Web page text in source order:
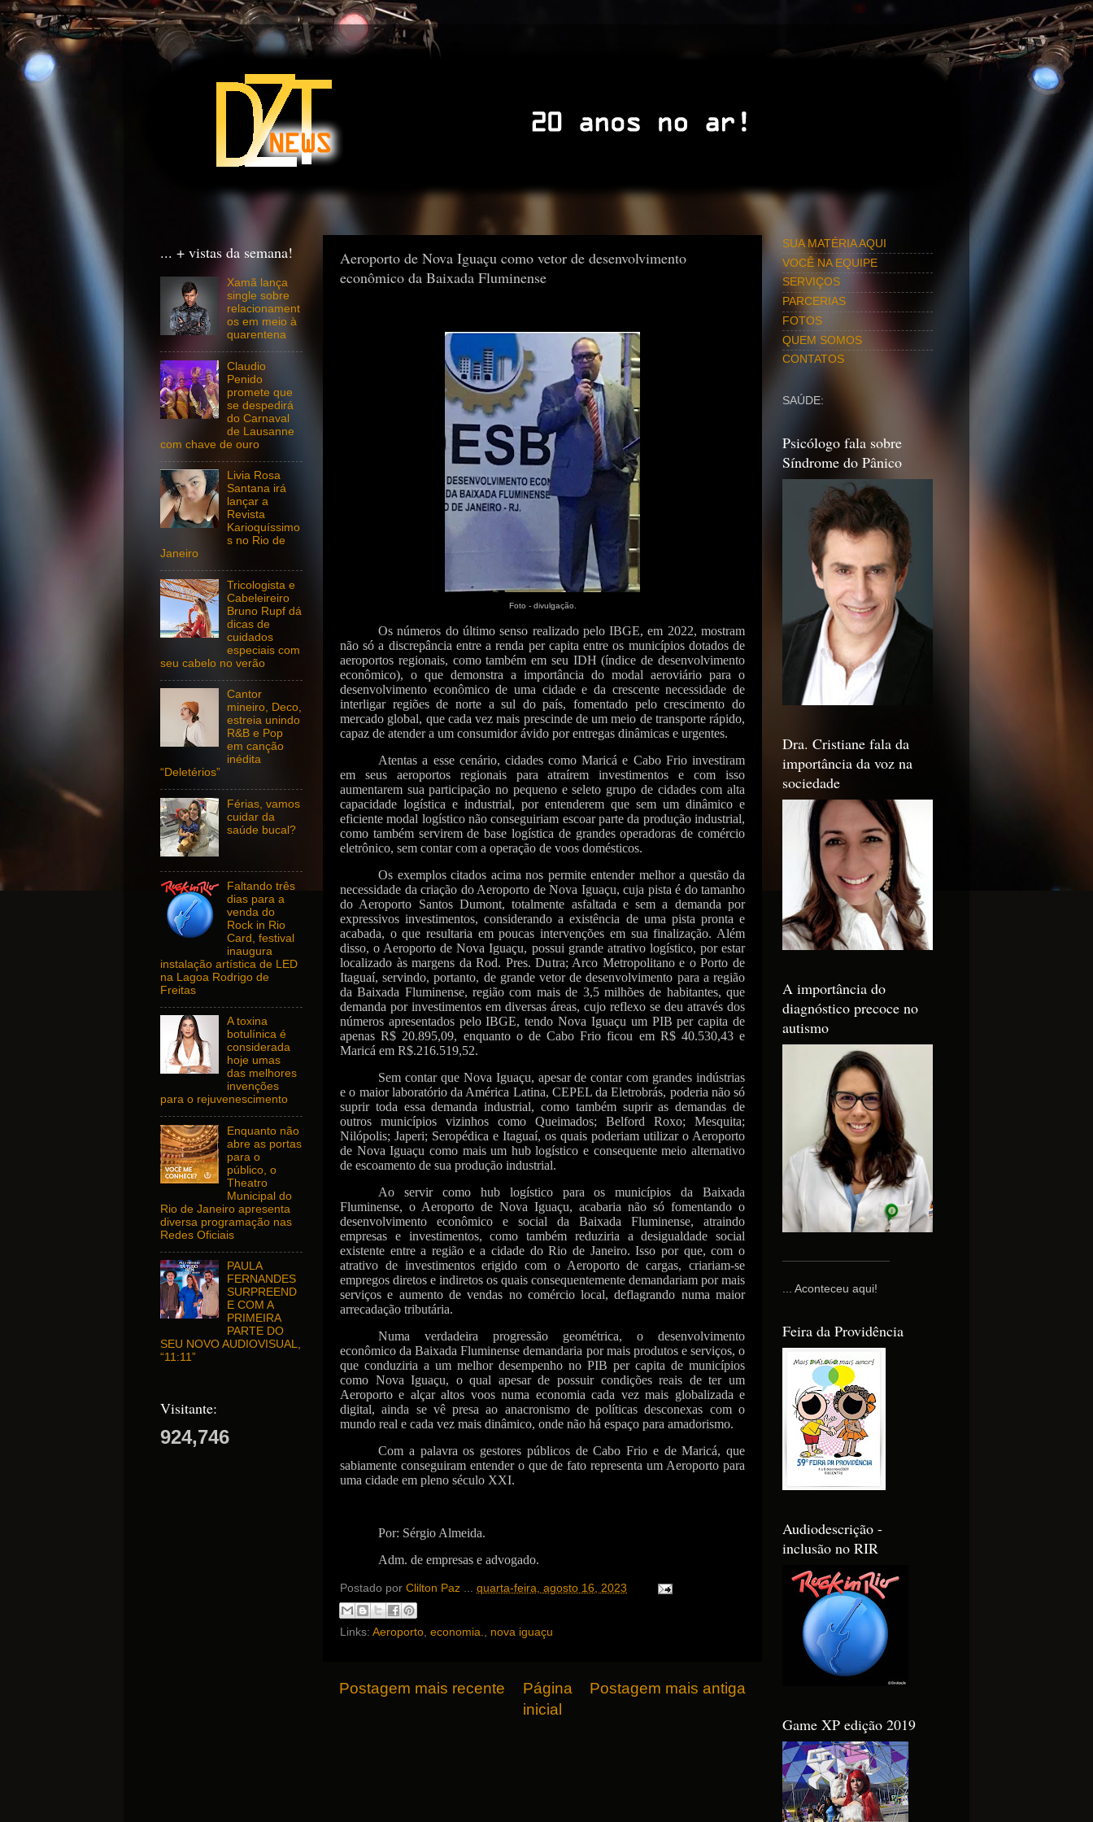
Aeroporto de Nova Iguaçu como vetor de desenvolvimento
econômico da Baixada Fluminense
Foto - divulgação.
Os números do último senso realizado pelo IBGE, em 2022, mostram
não só a discrepância entre a renda per capita entre os municípios dotados de
aeroportos regionais, como também em seu IDH (índice de desenvolvimento
econômico), o que demonstra a importância do modal aeroviário para o
desenvolvimento econômico de uma cidade e da crescente necessidade de
interligar regiões de norte a sul do país, fomentado pelo crescimento do
mercado global, que cada vez mais prescinde de um meio de transporte rápido,
capaz de atender a um consumidor ávido por entregas dinâmicas e urgentes.
Atentas a esse cenário, cidades como Maricá e Cabo Frio investiram
em seus aeroportos regionais para atraírem investimentos e com isso
aumentarem sua participação no pequeno e seleto grupo de cidades com alta
capacidade logística e industrial, por entenderem que sem um dinâmico e
eficiente modal logístico não conseguiriam escoar parte da produção industrial,
como também servirem de base logística de grandes operadoras de comércio
eletrônico, sem contar com a operação de voos domésticos.
Os exemplos citados acima nos permite entender melhor a questão da
necessidade da criação do Aeroporto de Nova Iguaçu, cuja pista é do tamanho
do Aeroporto Santos Dumont, totalmente asfaltada e sem a demanda por
expressivos investimentos, considerando a existência de uma pista pronta e
acabada, o que resultaria em poucas intervenções em sua finalização. Além
disso, o Aeroporto de Nova Iguaçu, possui grande atrativo logístico, por estar
localizado às margens da Rod. Pres. Dutra; Arco Metropolitano e o Porto de
Itaguaí, servindo, portanto, de grande vetor de desenvolvimento para a região
da Baixada Fluminense, região com mais de 3,5 milhões de habitantes, que
demanda por investimentos em diversas áreas, cujo reflexo se deu através dos
números apresentados pelo IBGE, tendo Nova Iguaçu um PIB per capita de
apenas R$ 20.895,09, enquanto o de Cabo Frio ficou em R$ 40.530,43 e
Maricá em R$.216.519,52.
Sem contar que Nova Iguaçu, apesar de contar com grandes indústrias
e o maior laboratório da América Latina, CEPEL da Eletrobrás, poderia não só
suprir toda essa demanda industrial, como também suprir as demandas de
outros municípios vizinhos como Queimados; Belford Roxo; Mesquita;
Nilópolis; Japeri; Seropédica e Itaguaí, os quais poderiam utilizar o Aeroporto
de Nova Iguaçu como mais um hub logístico e consequente meio alternativo
de escoamento de sua produção industrial.
Ao servir como hub logístico para os municípios da Baixada
Fluminense, o Aeroporto de Nova Iguaçu, acabaria não só fomentando o
desenvolvimento econômico e social da Baixada Fluminense, atraindo
empresas e investimentos, como também reduziria a desigualdade social
existente entre a região e a cidade do Rio de Janeiro. Isso por que, com o
atrativo de investimentos erigido com o Aeroporto de cargas, criariam-se
empregos diretos e indiretos os quais consequentemente demandariam por mais
serviços e aumento de vendas no comércio local, deflagrando numa maior
arrecadação tributária.
Numa verdadeira progressão geométrica, o desenvolvimento
econômico da Baixada Fluminense demandaria por mais produtos e serviços, o
que conduziria a um melhor desempenho no PIB per capita de municípios
como Nova Iguaçu, o qual apesar de possuir condições reais de ter um
Aeroporto e alçar altos voos numa economia cada vez mais globalizada e
digital, ainda se vê presa ao anacronismo de políticas desconexas com o
mundo real e cada vez mais dinâmico, onde não há espaço para amadorismo.
Com a palavra os gestores públicos de Cabo Frio e de Maricá, que
sabiamente conseguiram entender o que de fato representa um Aeroporto para
uma cidade em pleno século XXI.
Por: Sérgio Almeida.
Adm. de empresas e advogado.
Postado por Clilton Paz quarta-feira, agosto 16, 2023
Links: Aeroporto economia. nova iguaçu
Postagem mais recente Postagem mais antiga
Página
inicial
... + vistas da semana!
Xamã lança
single sobre
relacionament
os em meio à
quarentena
Claudio
Penido
promete que
se despedirá
do Carnaval
de Lausanne
com chave de ouro
Livia Rosa
Santana irá
lançar a
Revista
Karioquíssimo
s no Rio de
Janeiro
Tricologista e
Cabeleireiro
Bruno Rupf dá
dicas de
cuidados
especiais com
seu cabelo no verão
Cantor
mineiro, Deco,
estreia unindo
R&B e Pop
em canção
inédita
“Deletérios”
Férias, vamos
cuidar da
saúde bucal?
Faltando três
dias para a
venda do
Rock in Rio
Card, festival
inaugura
instalação artística de LED
na Lagoa Rodrigo de
Freitas
A toxina
botulínica é
considerada
hoje umas
das melhores
invenções
para o rejuvenescimento
Enquanto não
abre as portas
para o
público, o
Theatro
Municipal do
Rio de Janeiro apresenta
diversa programação nas
Redes Oficiais
PAULA
FERNANDES
SURPREEND
E COM A
PRIMEIRA
PARTE DO
SEU NOVO AUDIOVISUAL,
“11:11”
Visitante:
924,746
SUA MATÉRIA AQUI
VOCÊ NA EQUIPE
SERVIÇOS
PARCERIAS
FOTOS
QUEM SOMOS
CONTATOS
SAÚDE:
Psicólogo fala sobre
Síndrome do Pânico
Dra. Cristiane fala da
importância da voz na
sociedade
A importância do
diagnóstico precoce no
autismo
... Aconteceu aqui!
Feira da Providência
Audiodescrição -
inclusão no RIR
Game XP edição 2019